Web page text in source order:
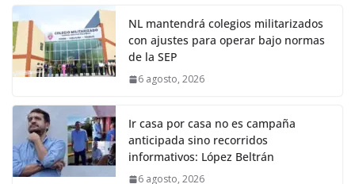
NL mantendrá colegios militarizados
con ajustes para operar bajo normas
de la SEP
6 agosto, 2026
Ir casa por casa no es campaña
anticipada sino recorridos
informativos: López Beltrán
6 agosto, 2026